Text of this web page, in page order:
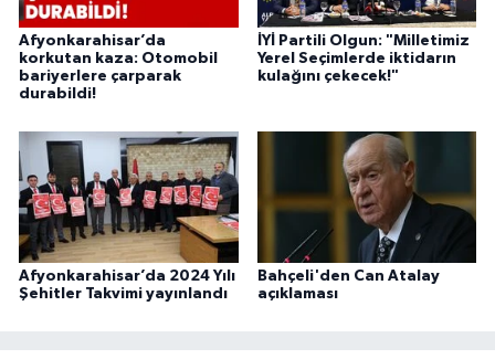
Afyonkarahisar’da
korkutan kaza: Otomobil
bariyerlere çarparak
durabildi!
İYİ Partili Olgun: "Milletimiz
Yerel Seçimlerde iktidarın
kulağını çekecek!"
Afyonkarahisar’da 2024 Yılı
Şehitler Takvimi yayınlandı
Bahçeli'den Can Atalay
açıklaması